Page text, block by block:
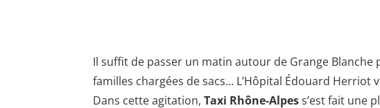
Il suffit de passer un matin autour de Grange
familles chargées de sacs… L’Hôpital Édouard Herriot
Dans cette agitation,Taxi Rhône-Alpess’est fait une